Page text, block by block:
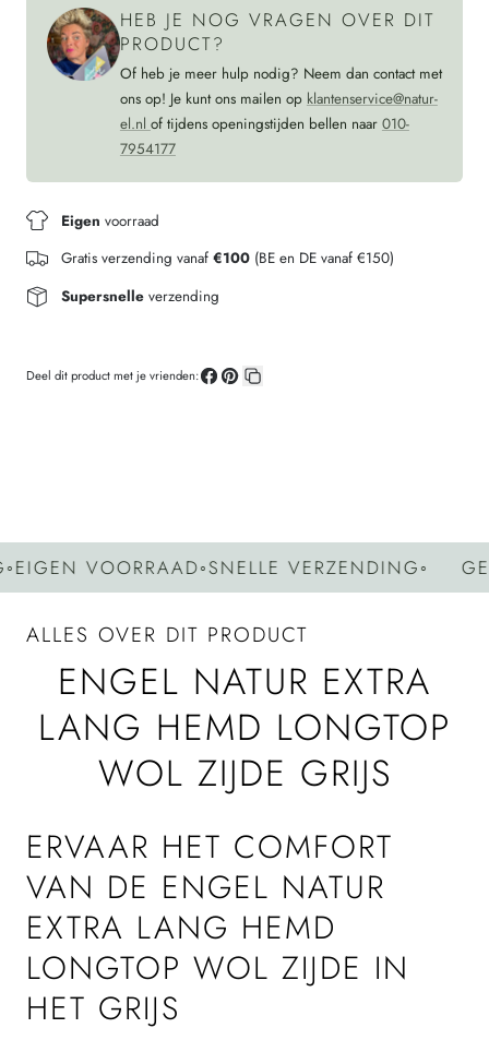
GRIJS
HEB JE NOG VRAGEN OVER DIT
PRODUCT?
Of heb je meer hulp nodig? Neem dan contact met
ons op! Je kunt ons mailen op klantenservice@natur-
el.nl of tijdens openingstijden bellen naar 010-
7954177
Eigen voorraad
Gratis verzending vanaf €100 (BE en DE vanaf €150)
Supersnelleverzending
Deel dit product met je vrienden:
VOORRAAD◦SNELLE VERZENDING◦ GEEN
ALLES OVER DIT PRODUCT
ENGEL NATUR EXTRA
LANG HEMD LONGTOP
WOL ZIJDE GRIJS
ERVAAR HET COMFORT
VAN DE ENGEL NATUR
EXTRA LANG HEMD
LONGTOP WOL ZIJDE IN
HET GRIJS